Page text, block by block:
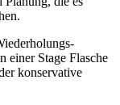
einer Stage Flasche
konservative